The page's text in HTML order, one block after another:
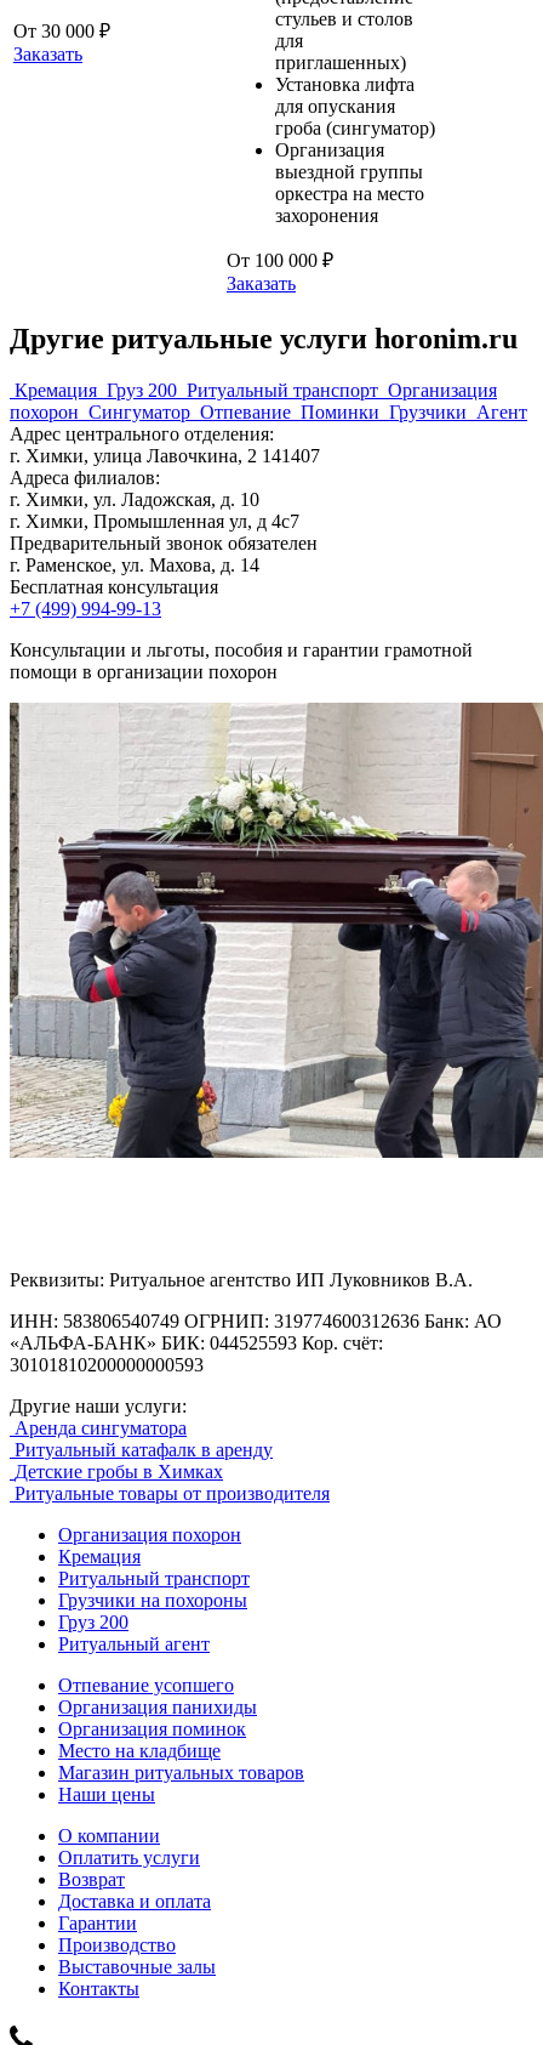
От 30 000 ₽
Заказать
стульев и столов
для
приглашенных)
Установка лифта
для опускания
гроба (сингуматор)
Организация
выездной группы
оркестра на место
захоронения
От 100 000 ₽
Заказать
Другие ритуальные услуги horonim.ru
Кремация Груз 200 Ритуальный транспорт Организация
похорон Сингуматор Отпевание Поминки Грузчики Агент
Адрес центрального отделения:
г. Химки, улица Лавочкина, 2 141407
Адреса филиалов:
г. Химки, ул. Ладожская, д. 10
г. Химки, Промышленная ул, д 4с7
Предварительный звонок обязателен
г. Раменское, ул. Махова, д. 14
Бесплатная консультация
+7 (499) 994-99-13
Консультации и льготы, пособия и гарантии грамотной
помощи в организации похорон
Реквизиты: Ритуальное агентство ИП Луковников В.А.
ИНН: 583806540749 ОГРНИП: 319774600312636 Банк: АО
«АЛЬФА-БАНК» БИК: 044525593 Кор. счёт:
30101810200000000593
Другие наши услуги:
Аренда сингуматора
Ритуальный катафалк в аренду
Детские гробы в Химках
Ритуальные товары от производителя
Организация похорон
Кремация
Ритуальный транспорт
Грузчики на похороны
Груз 200
Ритуальный агент
Отпевание усопшего
Организация панихиды
Организация поминок
Место на кладбище
Магазин ритуальных товаров
Наши цены
О компании
Оплатить услуги
Возврат
Доставка и оплата
Гарантии
Производство
Выставочные залы
Контакты